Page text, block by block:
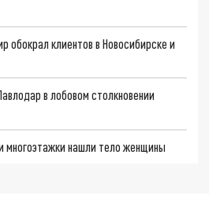
обокрал клиентов в Новосибирске и
в лобовом столкновении
многоэтажки нашли тело женщины